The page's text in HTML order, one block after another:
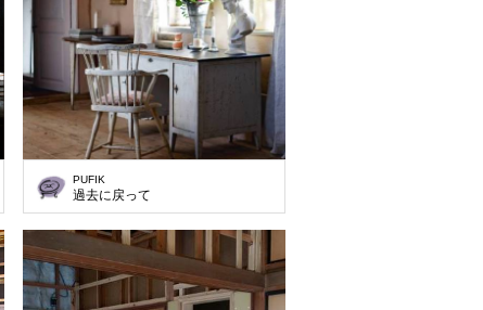
PUFIK
過去に戻って